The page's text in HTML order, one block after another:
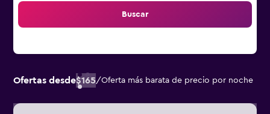
Buscar
Ofertas desde$165/Oferta más barata de precio por noche